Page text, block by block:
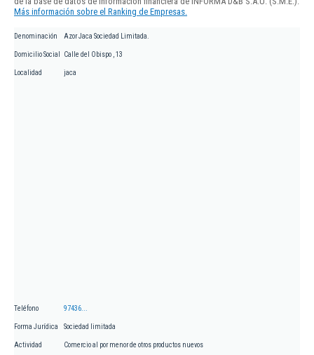
Más información sobre el Ranking de Empresas.
Denominación Azor Jaca Sociedad Limitada.
Domicilio Social Calle del Obispo , 13
Localidad jaca
Teléfono 97436...
Forma Jurídica Sociedad limitada
Actividad Comercio al por menor de otros productos nuevos